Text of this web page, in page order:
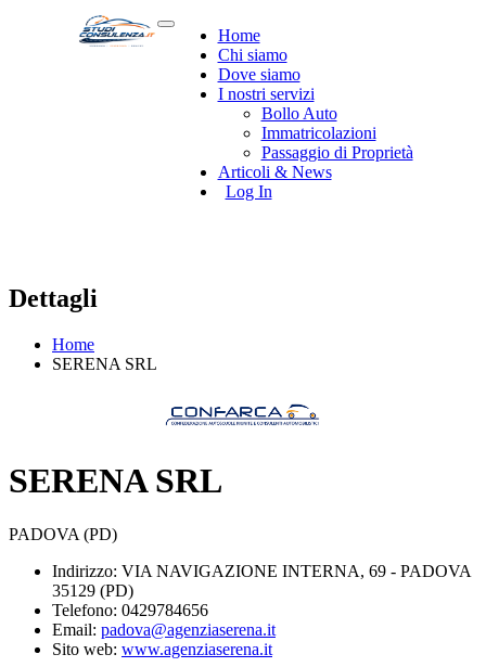
Home
Chi siamo
Dove siamo
I nostri servizi
Bollo Auto
Immatricolazioni
Passaggio di Proprietà
Articoli & News
Log In
Dettagli
Home
SERENA SRL
SERENA SRL
PADOVA (PD)
Indirizzo: VIA NAVIGAZIONE INTERNA, 69 - PADOVA
35129 (PD)
Telefono: 0429784656
Email: padova@agenziaserena.it
Sito web: www.agenziaserena.it